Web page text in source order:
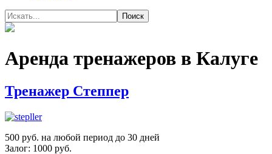
Аренда тренажеров в Калуге
Тренажер Степпер
500 руб. на любой период до 30 дней
Залог: 1000 руб.